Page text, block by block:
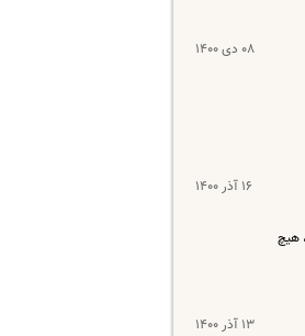
۰۸ دی ۱۴۰۰
۱۶ آذر ۱۴۰۰
هیچ
۱۳ آذر ۱۴۰۰